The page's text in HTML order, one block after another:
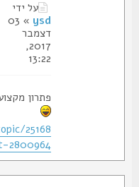
על ידי
» 03
דצמבר
2017,
13:22
פתרון מקצועי
topic/25168
... nt-2800964